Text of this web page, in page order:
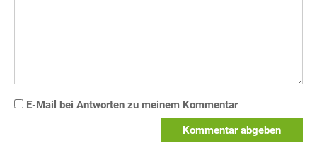
E-Mail bei Antworten zu meinem Kommentar
Kommentar abgeben